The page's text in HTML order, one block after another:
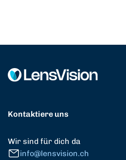
Kontaktiere uns
Wir sind für dich da
info@lensvision.ch